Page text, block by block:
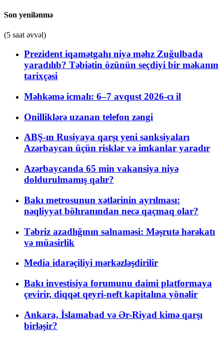
Son yenilənmə
(5 saat əvvəl)
Prezident iqamətgahı niyə məhz Zuğulbada
yaradılıb? Təbiətin özünün seçdiyi bir məkanın
tarixçəsi
Məhkəmə icmalı: 6–7 avqust 2026-cı il
Onilliklərə uzanan telefon zəngi
ABŞ-ın Rusiyaya qarşı yeni sanksiyaları
Azərbaycan üçün risklər və imkanlar yaradır
Azərbaycanda 65 min vakansiya niyə
doldurulmamış qalır?
Bakı metrosunun xətlərinin ayrılması:
nəqliyyat böhranından necə qaçmaq olar?
Təbriz azadlığının salnaməsi: Məşrutə hərəkatı
və müasirlik
Media idarəçiliyi mərkəzləşdirilir
Bakı investisiya forumunu daimi platformaya
çevirir, diqqət qeyri-neft kapitalına yönəlir
Ankara, İslamabad və Ər-Riyad kimə qarşı
birləşir?